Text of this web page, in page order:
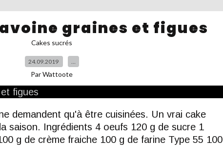
graines et figues
Cakes sucrés
24.09.2019 …
Par Wattoote
demandent qu'à être cuisinées. Un vrai cake
saison. Ingrédients 4 oeufs 120 g de sucre 1
g de crème fraiche 100 g de farine Type 55 100